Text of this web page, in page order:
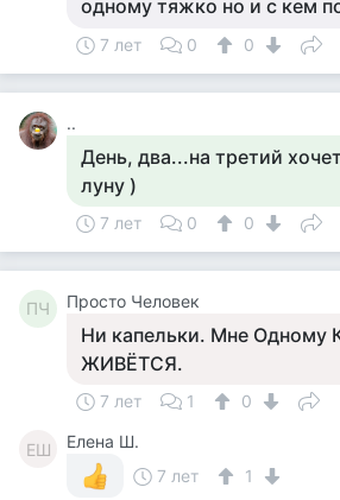
одному тяжко но и с кем
7 лет 0 0
..
День, два...на третий
луну )
7 лет 0 0
ПЧ Просто Человек
Ни капельки. Мне
ЖИВЁТСЯ.
7 лет 1 0
ЕШ
Елена Ш.
7 лет
1